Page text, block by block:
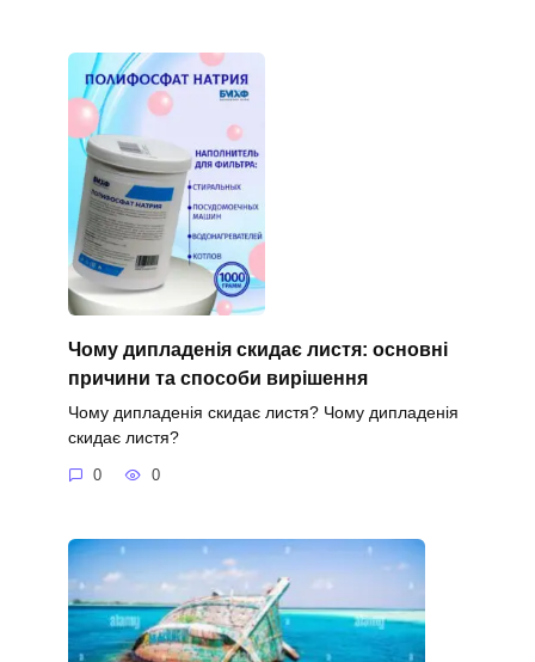
Чому дипладенія скидає листя: основні
причини та способи вирішення
Чому дипладенія скидає листя? Чому дипладенія
скидає листя?
0 0